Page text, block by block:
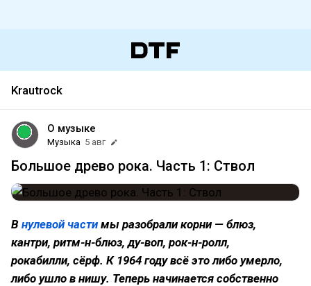
Krautrock
О музыке
Музыка 5 авг
Большое древо рока. Часть 1: Ствол
В нулевой части мы разобрали корни — блюз,
кантри, ритм-н-блюз, ду-воп, рок-н-ролл,
рокабилли, сёрф. К 1964 году всё это либо умерло,
либо ушло в нишу. Теперь начинается собственно